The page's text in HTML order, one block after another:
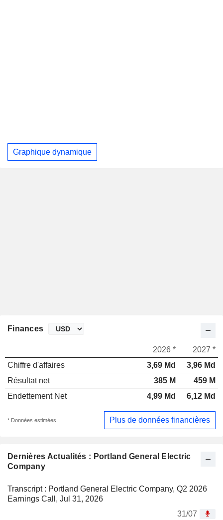
Graphique dynamique
Dernières Actualités : Portland General Electric
Company
Transcript : Portland General Electric Company, Q2 2026
Earnings Call, Jul 31, 2026
31/07
Finances
2026 *
2027 *
Chiffre d'affaires
3,69 Md
3,96 Md
Résultat net
385 M
459 M
Endettement Net
4,99 Md 6,12 Md
* Données estimées Plus de données financières